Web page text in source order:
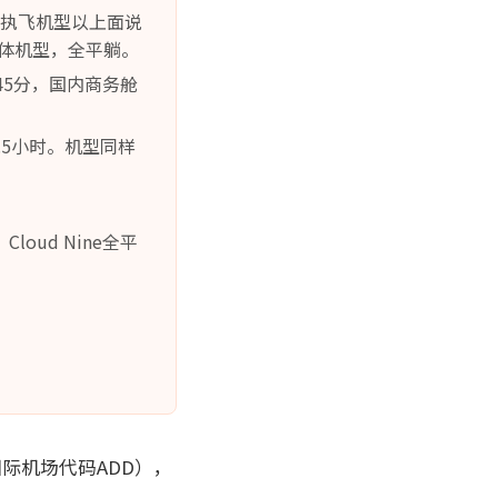
飞机型以上面说
型，全平躺。
分，国内商务舱
小时。机型同样
Cloud Nine全平
场代码ADD），